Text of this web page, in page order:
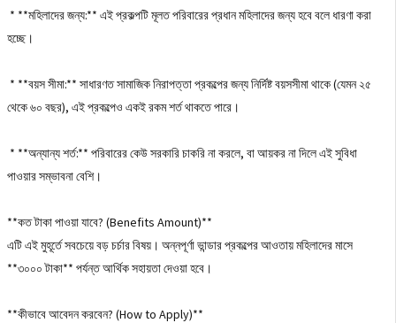
* **মহিলাদের জন্য:** এই প্রকল্পটি মূলত পরিবারের প্রধান মহিলাদের জন্য হবে বলে ধারণা করা
হচ্ছে।
* **বয়স সীমা:** সাধারণত সামাজিক নিরাপত্তা প্রকল্পের জন্য নির্দিষ্ট বয়সসীমা থাকে (যেমন ২৫
থেকে ৬০ বছর), এই প্রকল্পেও একই রকম শর্ত থাকতে পারে।
* **অন্যান্য শর্ত:** পরিবারের কেউ সরকারি চাকরি না করলে, বা আয়কর না দিলে এই সুবিধা
পাওয়ার সম্ভাবনা বেশি।
**কত টাকা পাওয়া যাবে? (Benefits Amount)**
এটি এই মুহূর্তে সবচেয়ে বড় চর্চার বিষয়। অন্নপূর্ণা ভান্ডার প্রকল্পের আওতায় মহিলাদের মাসে
**৩০০০ টাকা** পর্যন্ত আর্থিক সহায়তা দেওয়া হবে।
**কীভাবে আবেদন করবেন? (How to Apply)**